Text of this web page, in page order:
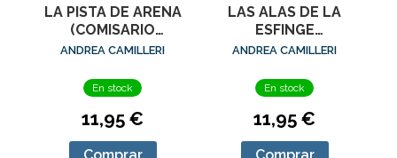
LA PISTA DE ARENA
(COMISARIO
MONTALBANO 16)
ANDREA CAMILLERI
En stock
11,95 €
LAS ALAS DE LA
ESFINGE
(COMISARIO
ANDREA CAMILLERI
En stock
11,95 €